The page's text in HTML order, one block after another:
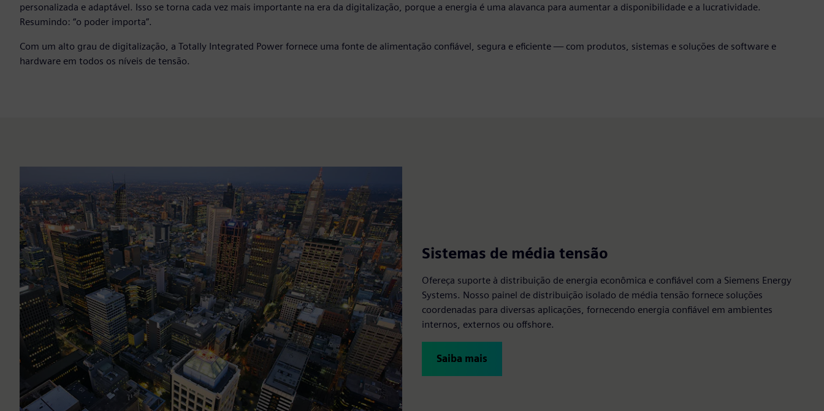
personalizada e adaptável. Isso se torna cada vez mais importante na era da digitalização, porque a energia é uma alavanca para aumentar a disponibilidade e a lucratividade.
Resumindo: “o poder importa”.
Com um alto grau de digitalização, a Totally Integrated Power fornece uma fonte de alimentação confiável, segura e eficiente — com produtos, sistemas e soluções de software e
hardware em todos os níveis de tensão.
Sistemas de média tensão
Ofereça suporte à distribuição de energia econômica e confiável com a Siemens Energy
Systems. Nosso painel de distribuição isolado de média tensão fornece soluções
coordenadas para diversas aplicações, fornecendo energia confiável em ambientes
internos, externos ou offshore.
Saiba mais